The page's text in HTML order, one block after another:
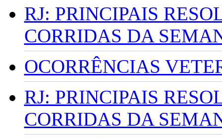
RJ: PRINCIPAIS
CORRIDAS DA
OCORRÊNCIAS
RJ: PRINCIPAIS
CORRIDAS DA